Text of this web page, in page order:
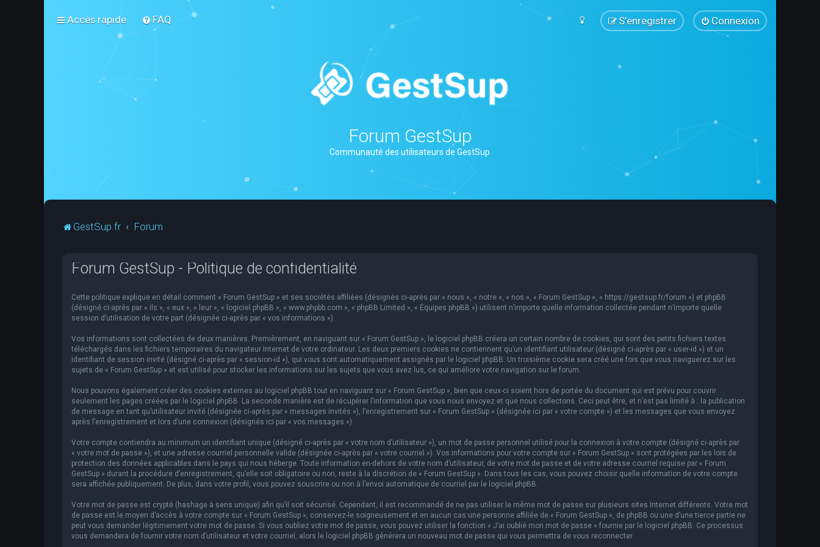
Accès rapide FAQ Connexion
S’enregistrer
Forum GestSup
Communauté des utilisateurs de GestSup
GestSup.fr Forum
Forum GestSup - Politique de confidentialité
Cette politique explique en détail comment « Forum GestSup » et ses sociétés affiliées (désignés ci-après par « nous », « notre », « nos », « Forum GestSup », « https://gestsup.fr/forum ») et phpBB
(désigné ci-après par « ils », « eux », « leur », « logiciel phpBB », « www.phpbb.com », « phpBB Limited », « Équipes phpBB ») utilisent n’importe quelle information collectée pendant n’importe quelle
session d’utilisation de votre part (désignée ci-après par « vos informations »).
Vos informations sont collectées de deux manières. Premièrement, en naviguant sur « Forum GestSup », le logiciel phpBB créera un certain nombre de cookies, qui sont des petits fichiers textes
téléchargés dans les fichiers temporaires du navigateur Internet de votre ordinateur. Les deux premiers cookies ne contiennent qu’un identifiant utilisateur (désigné ci-après par « user-id ») et un
identifiant de session invité (désigné ci-après par « session-id »), qui vous sont automatiquement assignés par le logiciel phpBB. Un troisième cookie sera créé une fois que vous naviguerez sur les
sujets de « Forum GestSup » et est utilisé pour stocker les informations sur les sujets que vous avez lus, ce qui améliore votre navigation sur le forum.
Nous pouvons également créer des cookies externes au logiciel phpBB tout en naviguant sur « Forum GestSup », bien que ceux-ci soient hors de portée du document qui est prévu pour couvrir
seulement les pages créées par le logiciel phpBB. La seconde manière est de récupérer l’information que vous nous envoyez et que nous collectons. Ceci peut être, et n’est pas limité à : la publication
de message en tant qu’utilisateur invité (désignée ci-après par « messages invités »), l’enregistrement sur « Forum GestSup » (désignée ici par « votre compte ») et les messages que vous envoyez
après l’enregistrement et lors d’une connexion (désignés ici par « vos messages »).
Votre compte contiendra au minimum un identifiant unique (désigné ci-après par « votre nom d’utilisateur »), un mot de passe personnel utilisé pour la connexion à votre compte (désigné ci-après par
« votre mot de passe »), et une adresse courriel personnelle valide (désignée ci-après par « votre courriel »). Vos informations pour votre compte sur « Forum GestSup » sont protégées par les lois de
protection des données applicables dans le pays qui nous héberge. Toute information en-dehors de votre nom d’utilisateur, de votre mot de passe et de votre adresse courriel requise par « Forum
GestSup » durant la procédure d’enregistrement, qu’elle soit obligatoire ou non, reste à la discrétion de « Forum GestSup ». Dans tous les cas, vous pouvez choisir quelle information de votre compte
sera affichée publiquement. De plus, dans votre profil, vous pouvez souscrire ou non à l’envoi automatique de courriel par le logiciel phpBB.
Votre mot de passe est crypté (hashage à sens unique) afin qu’il soit sécurisé. Cependant, il est recommandé de ne pas utiliser le même mot de passe sur plusieurs sites Internet différents. Votre mot
de passe est le moyen d’accès à votre compte sur « Forum GestSup », conservez-le soigneusement et en aucun cas une personne affiliée de « Forum GestSup », de phpBB ou une d’une tierce partie ne
peut vous demander légitimement votre mot de passe. Si vous oubliez votre mot de passe, vous pouvez utiliser la fonction « J’ai oublié mon mot de passe » fournie par le logiciel phpBB. Ce processus
vous demandera de fournir votre nom d’utilisateur et votre courriel, alors le logiciel phpBB générera un nouveau mot de passe qui vous permettra de vous reconnecter.